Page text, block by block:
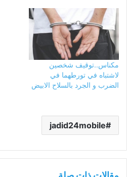
مكناس..توقيف شخصين
لاشتباه في تورطهما في
الضرب و الجرد بالسلاح الابيض
jadid24mobile